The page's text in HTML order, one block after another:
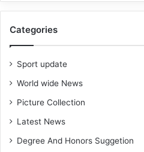
Categories
Sport update
World wide News
Picture Collection
Latest News
Degree And Honors Suggetion